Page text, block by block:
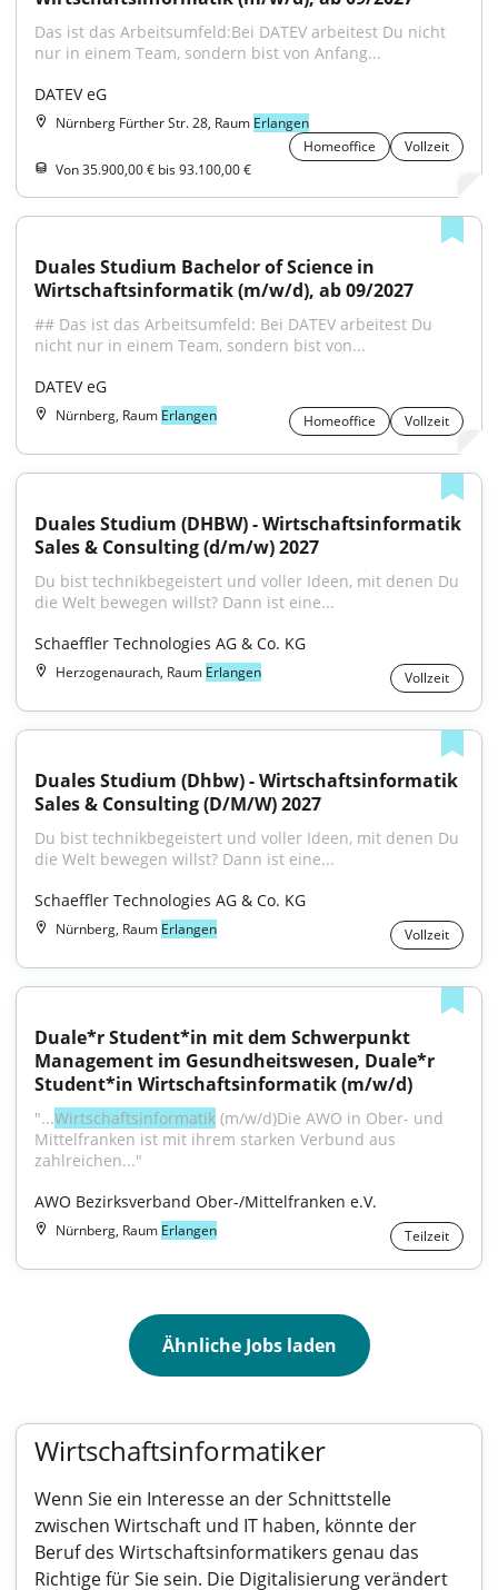
Das ist das Arbeitsumfeld:Bei DATEV arbeitest Du nicht
nur in einem Team, sondern bist von Anfang...
DATEV eG
Nürnberg Fürther Str. 28, Raum Erlangen
Homeoffice
Vollzeit
Von 35.900,00 € bis 93.100,00 €
Duales Studium Bachelor of Science in
Wirtschaftsinformatik (m/w/d), ab 09/2027
## Das ist das Arbeitsumfeld: Bei DATEV arbeitest Du
nicht nur in einem Team, sondern bist von...
DATEV eG
Nürnberg, Raum Erlangen Homeoffice Vollzeit
Duales Studium (DHBW) - Wirtschaftsinformatik
Sales & Consulting (d/m/w) 2027
Du bist technikbegeistert und voller Ideen, mit denen Du
die Welt bewegen willst? Dann ist eine...
Schaeffler Technologies AG & Co. KG
Herzogenaurach, Raum Erlangen Vollzeit
Duales Studium (Dhbw) - Wirtschaftsinformatik
Sales & Consulting (D/M/W) 2027
Du bist technikbegeistert und voller Ideen, mit denen Du
die Welt bewegen willst? Dann ist eine...
Schaeffler Technologies AG & Co. KG
Nürnberg, Raum Erlangen Vollzeit
Duale*r Student*in mit dem Schwerpunkt
Management im Gesundheitswesen, Duale*r
Student*in Wirtschaftsinformatik (m/w/d)
"...Wirtschaftsinformatik (m/w/d)Die AWO in Ober- und
Mittelfranken ist mit ihrem starken Verbund aus
zahlreichen..."
AWO Bezirksverband Ober-/Mittelfranken e.V.
Nürnberg, Raum Erlangen Teilzeit
Ähnliche Jobs laden
Wirtschaftsinformatiker
Wenn Sie ein Interesse an der Schnittstelle
zwischen Wirtschaft und IT haben, könnte der
Beruf des Wirtschaftsinformatikers genau das
Richtige für Sie sein. Die Digitalisierung verändert